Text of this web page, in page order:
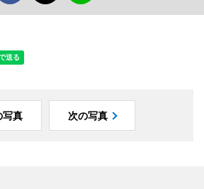
写真 次の写真